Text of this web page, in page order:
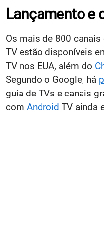
Lançamento e
Os mais de 800
TV estão disponíveis
TV nos EUA, além do
Segundo o Google, há
guia de TVs e canais
com Android TV ainda